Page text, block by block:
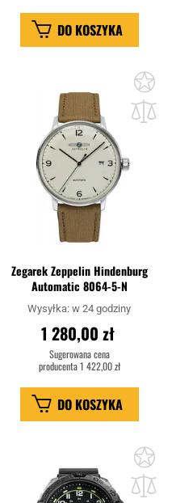
DO KOSZYKA
do
Zegarek Zeppelin Hindenburg
Automatic 8064-5-N
Wysyłka:w 24 godziny
1 280,00 zł
Sugerowana cena
producenta1 422,00 zł
DO KOSZYKA
do